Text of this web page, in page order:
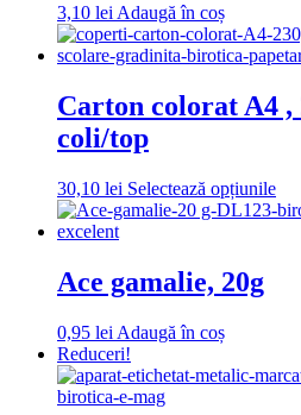
3,10 lei Adaugă în coș
Carton colorat A4 ,
coli/top
30,10 lei Selectează opțiunile
Ace gamalie, 20g
0,95 lei Adaugă în coș
Reduceri!